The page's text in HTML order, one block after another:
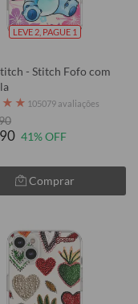
LEVE 2, PAGUE 1
- Stitch Fofo com
★ ★ 105079 avaliações
41% OFF
Comprar